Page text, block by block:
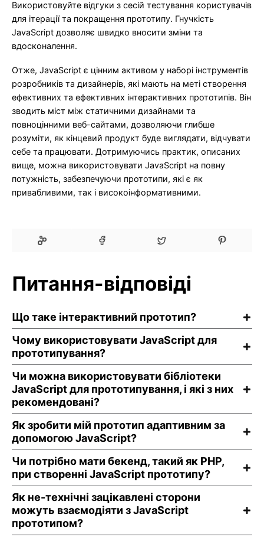
Використовуйте відгуки з сесій тестування користувачів
для ітерації та покращення прототипу. Гнучкість
JavaScript дозволяє швидко вносити зміни та
вдосконалення.
Отже, JavaScript є цінним активом у наборі інструментів
розробників та дизайнерів, які мають на меті створення
ефективних та ефективних інтерактивних прототипів. Він
зводить міст між статичними дизайнами та
повноцінними веб-сайтами, дозволяючи глибше
розуміти, як кінцевий продукт буде виглядати, відчувати
себе та працювати. Дотримуючись практик, описаних
вище, можна використовувати JavaScript на повну
потужність, забезпечуючи прототипи, які є як
привабливими, так і високоінформативними.
Питання-відповіді
Що таке інтерактивний прототип?
Чому використовувати JavaScript для
прототипування?
Чи можна використовувати бібліотеки
JavaScript для прототипування, і які з них
рекомендовані?
Як зробити мій прототип адаптивним за
допомогою JavaScript?
Чи потрібно мати бекенд, такий як PHP,
при створенні JavaScript прототипу?
Як не-технічні зацікавлені сторони
можуть взаємодіяти з JavaScript
прототипом?